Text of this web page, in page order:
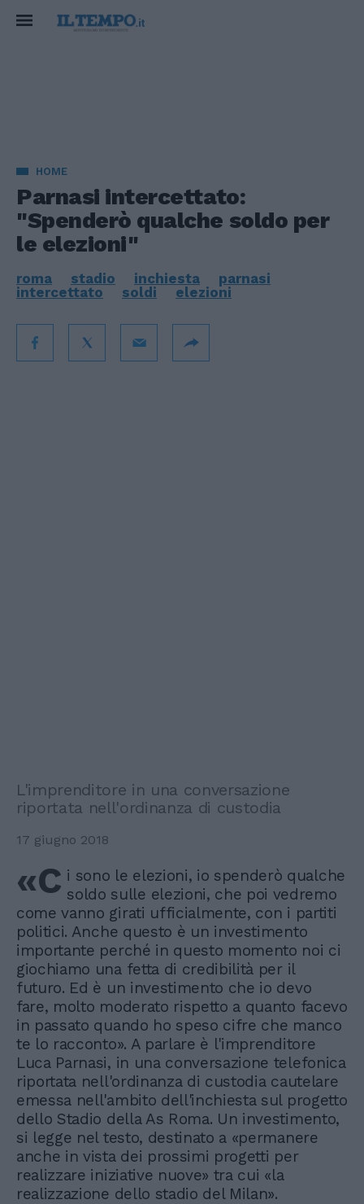
HOME
Parnasi intercettato:
"Spenderò qualche soldo per
le elezioni"
roma stadio inchiesta
parnasi
intercettato
soldi elezioni
L'imprenditore in una conversazione
riportata nell'ordinanza di custodia
17 giugno 2018
«C i sono le elezioni, io spenderò qualche
soldo sulle elezioni, che poi vedremo
come vanno girati ufficialmente, con i partiti
politici. Anche questo è un investimento
importante perché in questo momento noi ci
giochiamo una fetta di credibilità per il
futuro. Ed è un investimento che io devo
fare, molto moderato rispetto a quanto facevo
in passato quando ho speso cifre che manco
te lo racconto». A parlare è l'imprenditore
Luca Parnasi, in una conversazione telefonica
riportata nell'ordinanza di custodia cautelare
emessa nell'ambito dell'inchiesta sul progetto
dello Stadio della As Roma. Un investimento,
si legge nel testo, destinato a «permanere
anche in vista dei prossimi progetti per
realizzare iniziative nuove» tra cui «la
realizzazione dello stadio del Milan».